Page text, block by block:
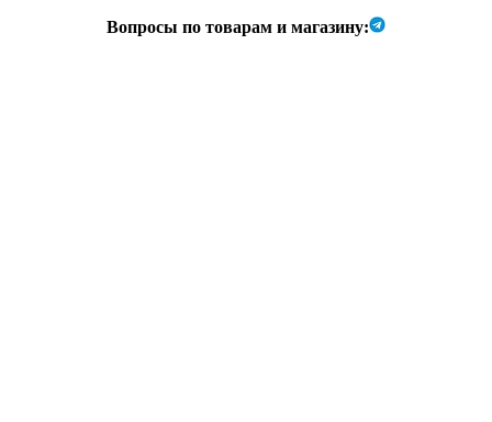
Вопросы по товарам и магазину: